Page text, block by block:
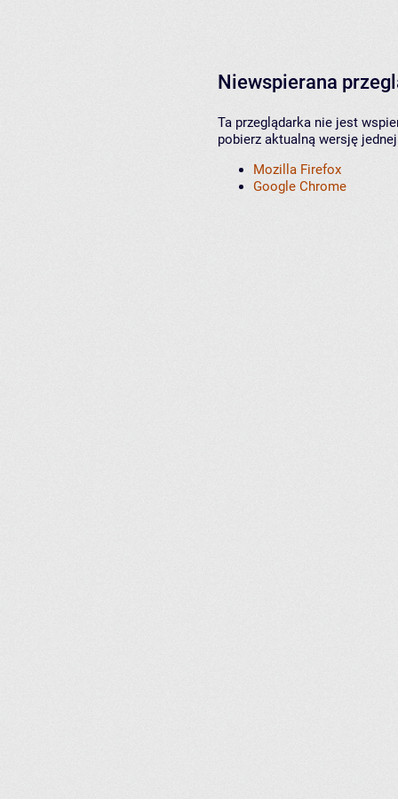
Niewspierana
Ta przeglądarka nie jest
pobierz aktualną wersję
Mozilla Firefox
Google Chrome